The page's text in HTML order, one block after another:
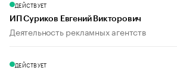
ДЕЙСТВУЕТ
ИП Суриков Евгений Викторович
Деятельность рекламных агентств
ДЕЙСТВУЕТ